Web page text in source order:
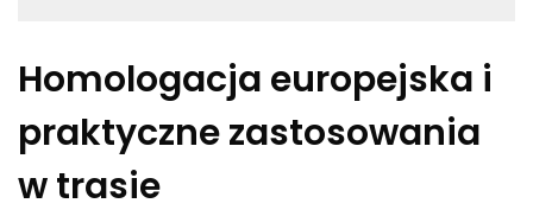
Homologacja europejska i
praktyczne zastosowania
w trasie